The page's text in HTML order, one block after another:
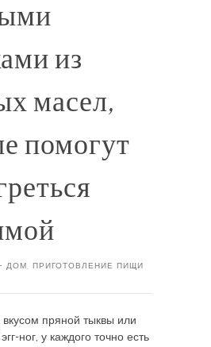
из
масел,
помогут
ДОМ ПРИГОТОВЛЕНИЕ ПИЩИ
вкусом пряной тыквы или
ног, у каждого точно есть